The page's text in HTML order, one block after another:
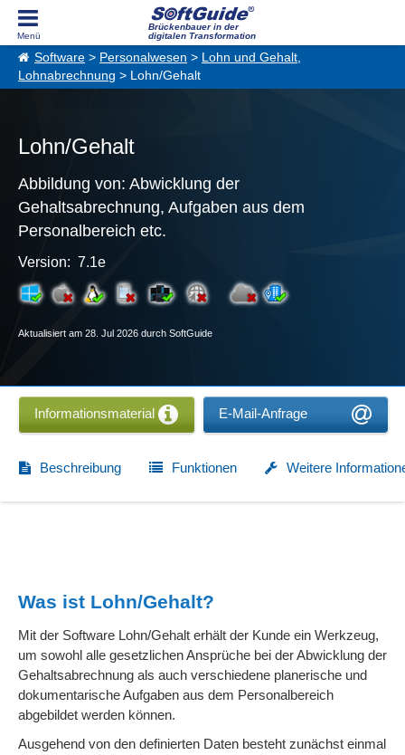
Brückenbauer in der
digitalen Transformation
Software > Personalwesen > Lohn und Gehalt,
Lohnabrechnung > Lohn/Gehalt
Lohn/Gehalt
Abbildung von: Abwicklung der
Gehaltsabrechnung, Aufgaben aus dem
Personalbereich etc.
Version: 7.1e
Aktualisiert am 28. Jul 2026 durch SoftGuide
Informationsmaterial E-Mail-Anfrage
Beschreibung Funktionen Weitere
Was ist Lohn/Gehalt?
Mit der Software Lohn/Gehalt erhält der Kunde ein Werkzeug,
um sowohl alle gesetzlichen Ansprüche bei der Abwicklung der
Gehaltsabrechnung als auch verschiedene planerische und
dokumentarische Aufgaben aus dem Personalbereich
abgebildet werden können.
Ausgehend von den definierten Daten besteht zunächst einmal